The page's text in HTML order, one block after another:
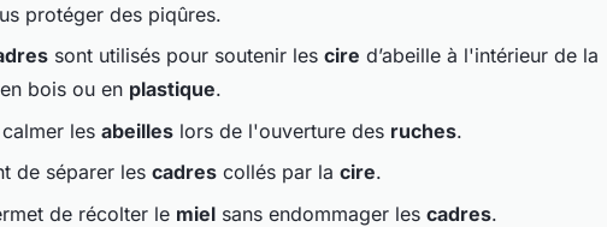
protéger des piqûres.
sont utilisés pour soutenir les cire d’abeille à l'intérieur de la
bois ou en plastique.
les abeilles lors de l'ouverture des ruches.
de séparer les cadres collés par la cire.
de récolter le miel sans endommager les cadres.